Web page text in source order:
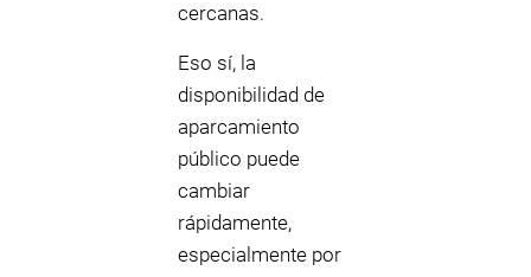
cercanas.
Eso sí, la
disponibilidad de
aparcamiento
público puede
cambiar
rápidamente,
especialmente por